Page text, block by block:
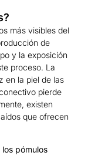
más visibles del
de
y la exposición
proceso. La
en la piel de las
pierde
existen
que ofrecen
pómulos